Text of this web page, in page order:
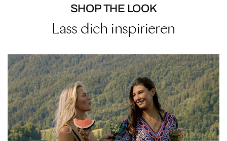
SHOP THE LOOK
Lass dich inspirieren